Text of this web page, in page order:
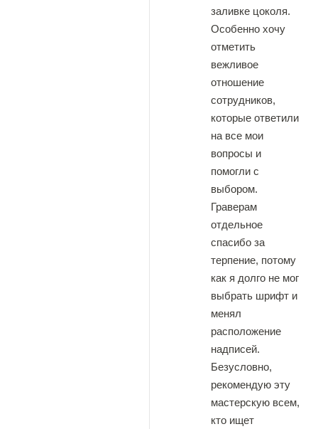
заливке цоколя.
Особенно хочу
отметить
вежливое
отношение
сотрудников,
которые ответили
на все мои
вопросы и
помогли с
выбором.
Граверам
отдельное
спасибо за
терпение, потому
как я долго не мог
выбрать шрифт и
менял
расположение
надписей.
Безусловно,
рекомендую эту
мастерскую всем,
кто ищет